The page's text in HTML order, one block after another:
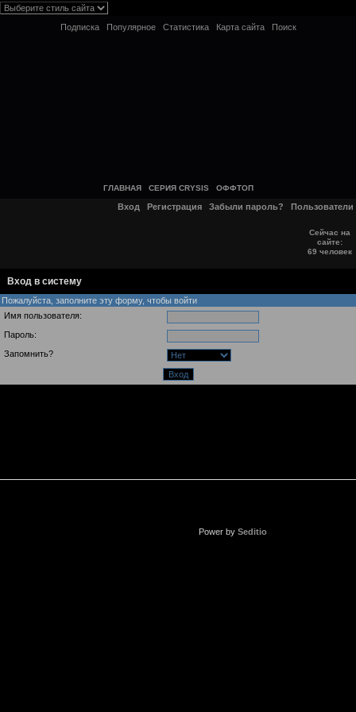
Подписка Популярное Статистика Карта сайта Поиск
ГЛАВНАЯ СЕРИЯ CRYSIS ОФФТОП
Вход Регистрация Забыли пароль? Пользователи
Сейчас на
сайте:
69 человек
Вход в систему
Пожалуйста, заполните эту форму, чтобы войти
Имя пользователя:
Пароль:
Запомнить?
Power by Seditio